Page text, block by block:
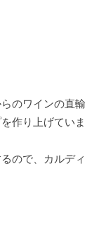
のワインの直輸
作り上げていま
ので、カルディ